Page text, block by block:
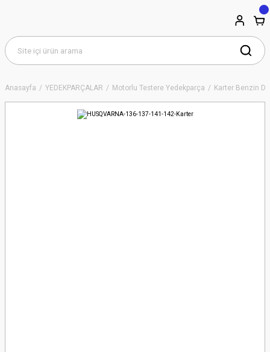
Anasayfa YEDEKPARÇALAR Motorlu Testere Yedekparça Karter Benzin